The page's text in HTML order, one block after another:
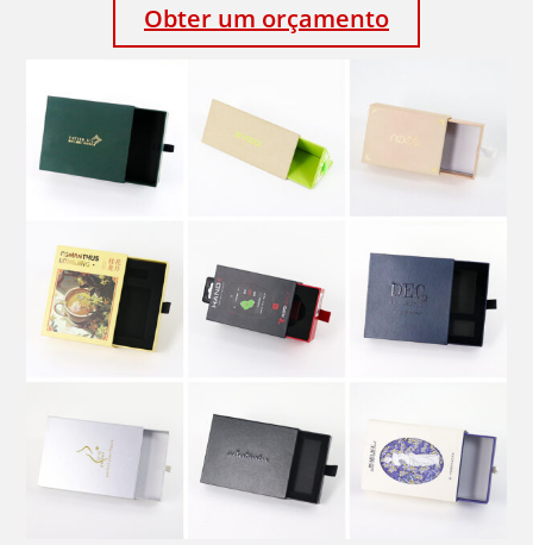
Obter um orçamento